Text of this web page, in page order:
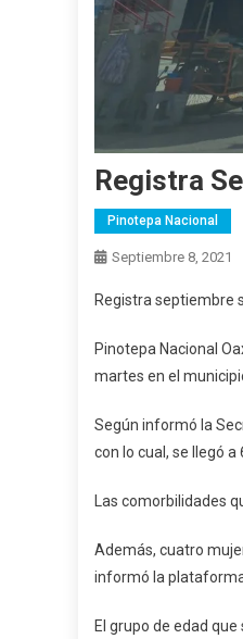
Registra
Pinotepa Nacional
Septiembre 8, 2021
Registra septiembre
Pinotepa Nacional
martes en el
Según informó la
con lo cual, se llegó
Las comorbilidades
Además, cuatro
informó la
El grupo de edad